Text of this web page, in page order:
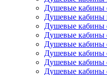
Душевые кабины
Душевые кабины
Душевые кабины
Душевые кабины
Душевые кабины
Душевые кабины
Душевые кабины
Душевые кабины